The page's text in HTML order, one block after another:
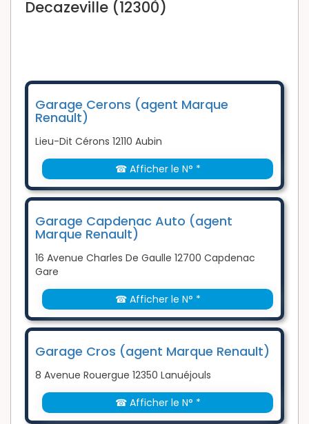
Decazeville (12300)
Garage Cerons (agent Marque
Renault)
Lieu-Dit Cérons 12110 Aubin
☎ Afficher le N° *
Garage Capdenac Auto (agent
Marque Renault)
16 Avenue Charles De Gaulle 12700 Capdenac
Gare
☎ Afficher le N° *
Garage Cros (agent Marque Renault)
8 Avenue Rouergue 12350 Lanuéjouls
☎ Afficher le N° *